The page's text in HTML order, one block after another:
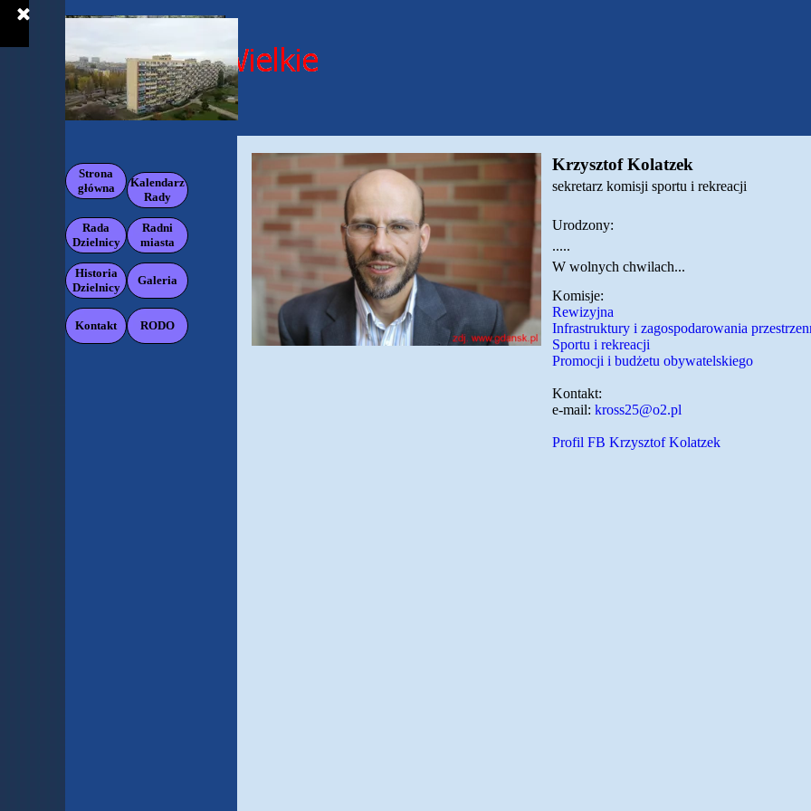
Przejdź do treści
Pomiń menu
Strona
główna
Kalendarz
Rady
Rada
Dzielnicy
▼
Radni
miasta
Historia
Dzielnicy
Galeria
Kontakt RODO
Krzysztof Kolatzek
sekretarz komisji sportu i rekreacji
Urodzony:
.....
W wolnych chwilach...
Komisje:
Rewizyjna
Infrastruktury i zagospodarowania
Sportu i rekreacji
Promocji i budżetu obywatelskiego
Kontakt:
e-mail: kross25@o2.pl
Profil FB Krzysztof Kolatzek